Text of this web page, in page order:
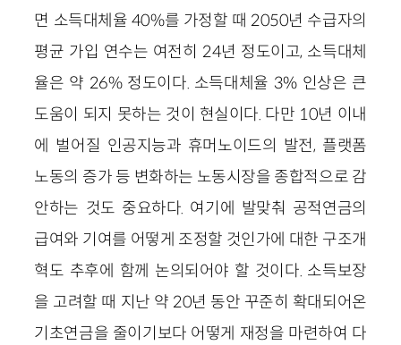
면 소득대체율 40%를 가정할 때 2050년 수급자의
평균 가입 연수는 여전히 24년 정도이고, 소득대체
율은 약 26% 정도이다. 소득대체율 3% 인상은 큰
도움이 되지 못하는 것이 현실이다. 다만 10년 이내
에 벌어질 인공지능과 휴머노이드의 발전, 플랫폼
노동의 증가 등 변화하는 노동시장을 종합적으로 감
안하는 것도 중요하다. 여기에 발맞춰 공적연금의
급여와 기여를 어떻게 조정할 것인가에 대한 구조개
혁도 추후에 함께 논의되어야 할 것이다. 소득보장
을 고려할 때 지난 약 20년 동안 꾸준히 확대되어온
기초연금을 줄이기보다 어떻게 재정을 마련하여 다